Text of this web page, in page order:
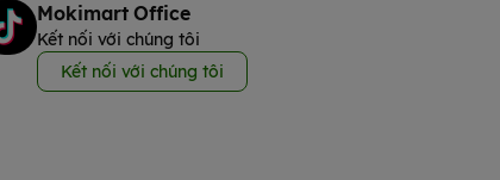
Mokimart Office
Kết nối với chúng tôi
Kết nối với chúng tôi